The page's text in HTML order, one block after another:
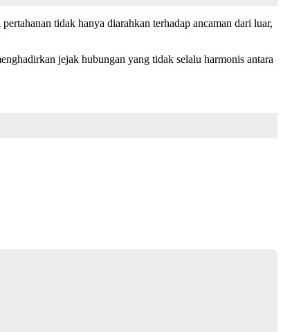
tidak hanya diarahkan terhadap ancaman dari luar,
jejak hubungan yang tidak selalu harmonis antara